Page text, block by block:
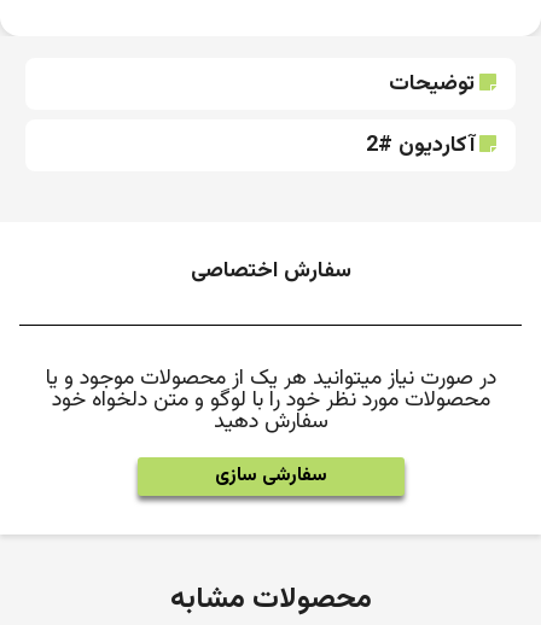
توضیحات
آکاردیون #2
سفارش اختصاصی
در صورت نیاز میتوانید هر یک از محصولات موجود و یا
محصولات مورد نظر خود را با لوگو و متن دلخواه خود
سفارش دهید
سفارشی سازی
محصولات مشابه